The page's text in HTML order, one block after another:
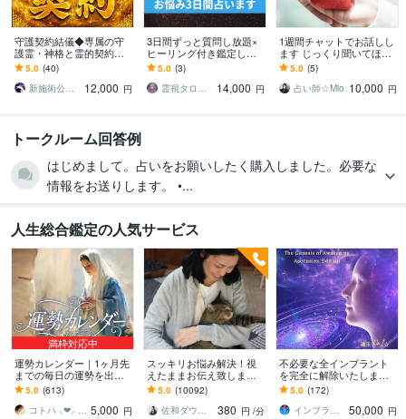
守護契約結儀◆専属の守
護霊・神格と霊的契約結
びます 守護通路の再接続
◎守護霊・神格と正式な
霊的契約を結び直す儀式
5.0 (40)
新施術公開→≪相手意識強制変化≫◆星桜龍
12,000 円
3日間ずっと質問し放題×
ヒーリング付き鑑定しま
す 恋愛・人生・人間関
係、すべてに寄り添う完
全サポート
5.0 (3)
霊視タロット占い師＊lumina
14,000 円
1週間チャットでお話しし
ます じっくり聞いてほし
いお話ししながら打開策
を見つけたい方に
5.0 (5)
占い師☆Mio 10,000 円
トークルーム回答例
はじめまして。占いをお願いしたく購入しました。必要な
情報をお送りします。 •...
人生総合鑑定の人気サービス
満枠対応中
運勢カレンダー｜1ヶ月先
までの毎日の運勢を出し
ます 30日×500字のおよそ
1万5千文字で細かく詳細
に記します
5.0 (613)
コトハ ⸜❤︎⸝ 新サービス提供開始✨️ 5,000 円
スッキリお悩み解決！視
えたままお伝え致します
恋愛、結婚、人間関係、
仕事、人生、ペットの気
持ち等◎祈願付き
5.0 (10092)
佐和ダウジング＆スピリットメンター
380 円 /分
不必要な全インプラント
を完全に解除いたします
インプラント全解除創始
者 × 魂の解放・カルマ浄
化・能力開花
5.0 (172)
インプラント全解除創始者｜魂王DaI⭐︎
50,000 円